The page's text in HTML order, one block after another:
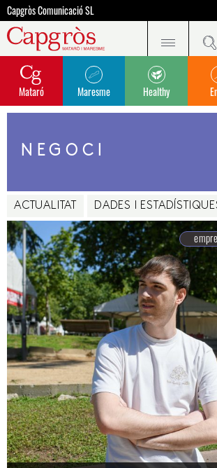
Capgròs Comunicació SL
Mataró Maresme Healthy
NEGOCI
ACTUALITAT DADES I